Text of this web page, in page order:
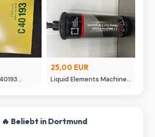
25,00 EUR
Liquid Elements Machine
🔥 Beliebt in Dortmund